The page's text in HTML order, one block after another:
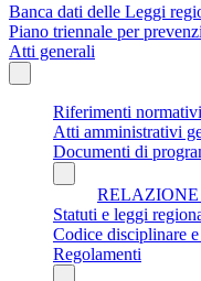
Banca dati delle Leggi
Piano triennale per
Atti generali
Riferimenti
Atti amministrativi
Documenti di
Statuti e leggi
Codice disciplinare
Regolamenti